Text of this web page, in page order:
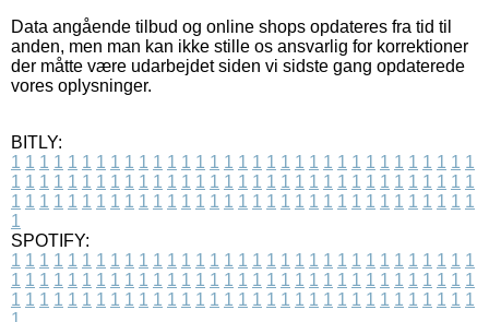
Data angående tilbud og online shops opdateres fra tid til
anden, men man kan ikke stille os ansvarlig for korrektioner
der måtte være udarbejdet siden vi sidste gang opdaterede
vores oplysninger.
BITLY:
1 1 1 1 1 1 1 1 1 1 1 1 1 1 1 1 1 1 1 1 1 1 1 1 1 1 1 1 1 1 1 1 1
1 1 1 1 1 1 1 1 1 1 1 1 1 1 1 1 1 1 1 1 1 1 1 1 1 1 1 1 1 1 1 1 1
1 1 1 1 1 1 1 1 1 1 1 1 1 1 1 1 1 1 1 1 1 1 1 1 1 1 1 1 1 1 1 1 1
1
SPOTIFY:
1 1 1 1 1 1 1 1 1 1 1 1 1 1 1 1 1 1 1 1 1 1 1 1 1 1 1 1 1 1 1 1 1
1 1 1 1 1 1 1 1 1 1 1 1 1 1 1 1 1 1 1 1 1 1 1 1 1 1 1 1 1 1 1 1 1
1 1 1 1 1 1 1 1 1 1 1 1 1 1 1 1 1 1 1 1 1 1 1 1 1 1 1 1 1 1 1 1 1